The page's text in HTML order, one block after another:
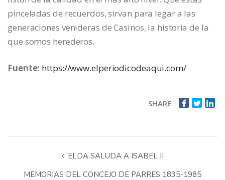
pinceladas de recuerdos, sirvan para legar a las
generaciones venideras de Casinos, la historia de la
que somos herederos.
Fuente: https://www.elperiodicodeaqui.com/
SHARE
ELDA SALUDA A ISABEL II
MEMORIAS DEL CONCEJO DE PARRES 1835-1985